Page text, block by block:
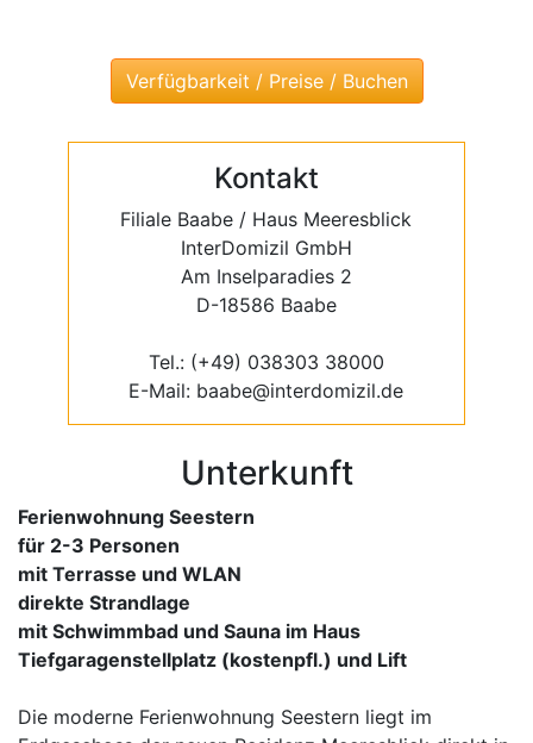
Kontakt
Filiale Baabe / Haus Meeresblick
InterDomizil GmbH
Am Inselparadies 2
D-18586 Baabe
Tel.: (+49) 038303 38000
E-Mail: baabe@interdomizil.de
Unterkunft
Ferienwohnung Seestern
für 2-3 Personen
mit Terrasse und WLAN
direkte Strandlage
mit Schwimmbad und Sauna im Haus
Tiefgaragenstellplatz (kostenpfl.) und Lift
Die moderne Ferienwohnung Seestern liegt im